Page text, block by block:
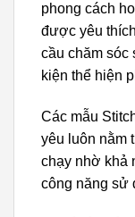
phong cách
được yêu
cầu chăm sóc
kiện thể hiện
Các mẫu
yêu luôn nằm
chạy nhờ khả
công năng sử